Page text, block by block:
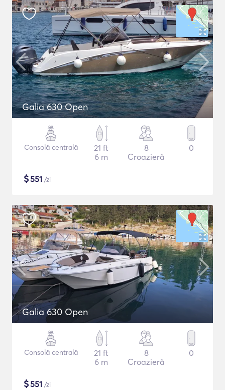
Galia 630 Open
Consolă centrală
21 ft
6 m
8
Croazieră
0
$551 /zi
Galia 630 Open
Consolă centrală
21 ft
6 m
8
Croazieră
0
$551 /zi